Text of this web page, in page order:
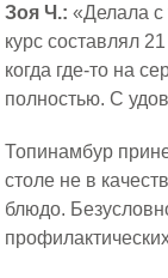
Зоя Ч.: «Делала
курс составлял
когда где-то на
полностью. С
Топинамбур
столе не в
блюдо.